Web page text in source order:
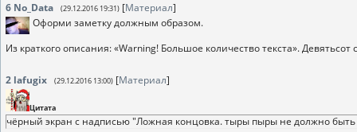
6 No_Data (29.12.2016 19:31) [Материал]
Оформи заметку должным образом.
Из краткого описания: «Warning! Большое количество текста».
2 lafugix (29.12.2016 13:00) [Материал]
Цитата
чёрный экран с надписью "Ложная концовка. тыры пыры не должно